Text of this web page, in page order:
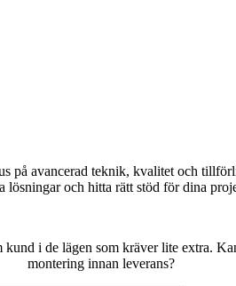
på avancerad teknik, kvalitet och
och hitta rätt stöd för dina
i de lägen som kräver lite extra.
montering innan leverans?